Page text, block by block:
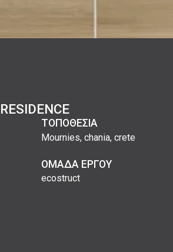
ΤΟΠΟΘΕΣΙΑ
Mournies, chania, crete
ΟΜΑΔΑ ΕΡΓΟΥ
ecostruct